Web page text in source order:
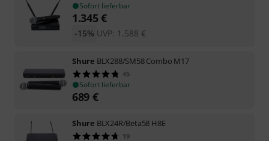
Sofort lieferbar
1.345€
UVP: 1.588 €
-15%
Shure BLX288/SM58 Combo M17
45
Sofort lieferbar
689 €
Shure BLX24R/Beta58 H8E
19